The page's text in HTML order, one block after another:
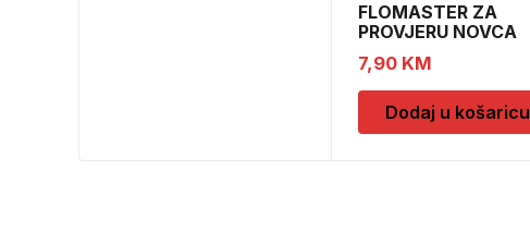
FLOMASTER ZA
PROVJERU NOVCA
SAFESCAN 30
7,90 KM
Dodaj u košaricu